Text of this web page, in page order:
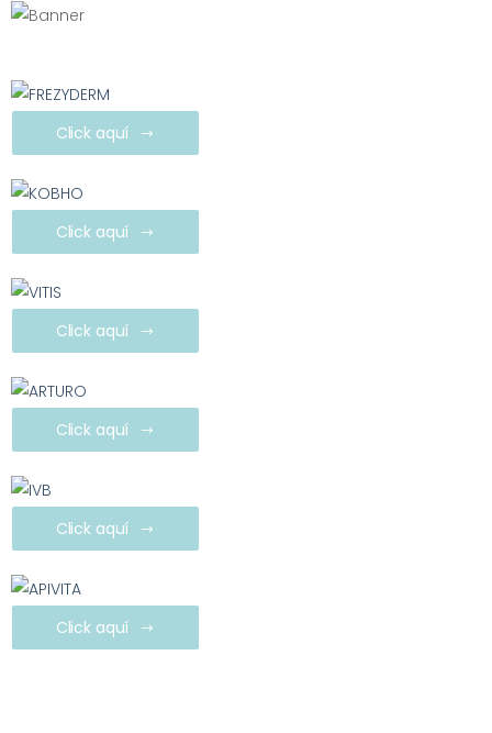
Click aquí
Click aquí
Click aquí
Click aquí
Click aquí
Click aquí